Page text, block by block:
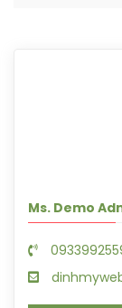
Ms. Demo